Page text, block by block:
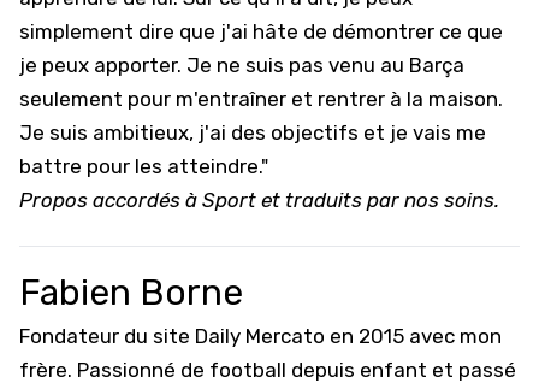
simplement dire que j'ai hâte de démontrer ce que
je peux apporter. Je ne suis pas venu au Barça
seulement pour m'entraîner et rentrer à la maison.
Je suis ambitieux, j'ai des objectifs et je vais me
battre pour les atteindre."
Propos accordés à Sport et traduits par nos soins.
Fabien Borne
Fondateur du site Daily Mercato en 2015 avec mon
frère. Passionné de football depuis enfant et passé